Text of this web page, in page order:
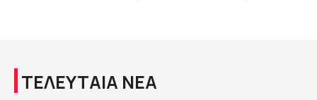
ΤΕΛΕΥΤΑΙΑ ΝΕΑ